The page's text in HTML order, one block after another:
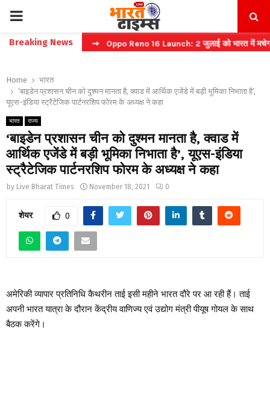
PRIMARY
MENU
Breaking News
टिकट बुकिंग ⇝ Oppo Reno 16 Launch: 2 जुलाई को भारत में मचेगा धमाल
Home
भारत
‘बाइडेन प्रशासन चीन को दुश्मन मानता है, क्वाड में आर्थिक एजेंडे में बड़ी भूमिका निभाता है’,
यूएस-इंडिया स्ट्रैटेजिक पार्टनरशिप फोरम के अध्यक्ष ने कहा
भारत राज्य
‘बाइडेन प्रशासन चीन को दुश्मन मानता है, क्वाड में
आर्थिक एजेंडे में बड़ी भूमिका निभाता है’, यूएस-इंडिया
स्ट्रैटेजिक पार्टनरशिप फोरम के अध्यक्ष ने कहा
by Live Bharat Times November 18, 2021 0
शेयर 0
अमेरिकी व्यापार प्रतिनिधि कैथरीन ताई इसी महीने भारत दौरे पर आ रही हैं। ताई
अपनी भारत यात्रा के दौरान केंद्रीय वाणिज्य एवं उद्योग मंत्री पीयूष गोयल के साथ
बैठक करेंगे।